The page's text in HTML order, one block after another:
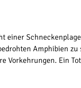
Amphibien
Vorkehrungen. Ein